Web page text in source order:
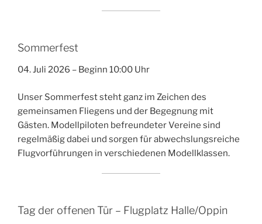
Sommerfest
04. Juli 2026 – Beginn 10:00 Uhr
Unser Sommerfest steht ganz im Zeichen des
gemeinsamen Fliegens und der Begegnung mit
Gästen. Modellpiloten befreundeter Vereine sind
regelmäßig dabei und sorgen für abwechslungsreiche
Flugvorführungen in verschiedenen Modellklassen.
Tag der offenen Tür – Flugplatz Halle/Oppin